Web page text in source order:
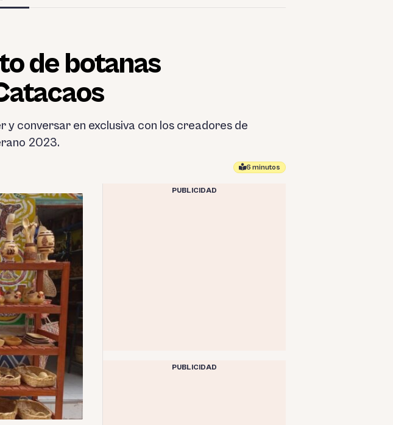
de botanas
conversar en exclusiva con los creadores de
2023.
6 minutos
PUBLICIDAD
PUBLICIDAD